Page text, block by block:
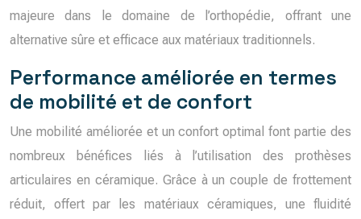
majeure dans le domaine de l’orthopédie, offrant une
alternative sûre et efficace aux matériaux traditionnels.
Performance améliorée en termes
de mobilité et de confort
Une mobilité améliorée et un confort optimal font partie des
nombreux bénéfices liés à l’utilisation des prothèses
articulaires en céramique. Grâce à un couple de frottement
réduit, offert par les matériaux céramiques, une fluidité